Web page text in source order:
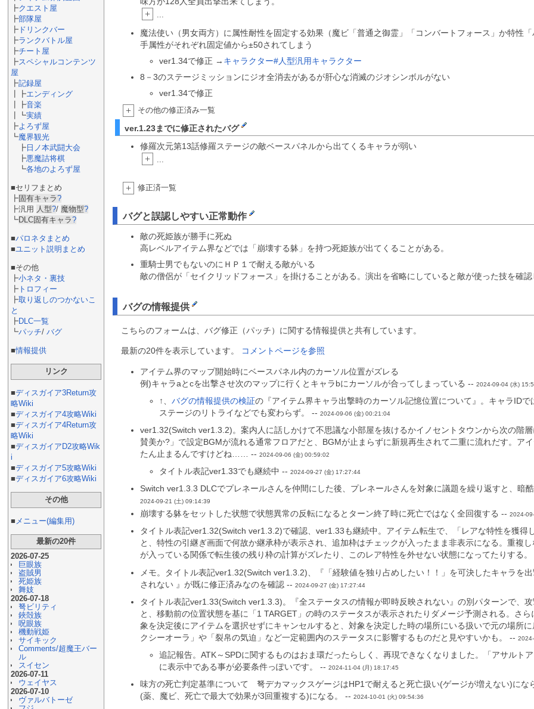
┣クエスト屋
┣部隊屋
┣ ドリンクバー
┣ランクバトル屋
┣チート屋
┣スペシャルコンテンツ
屋
┣記録屋
┃┣エンディング
┃┣音楽
┃┗実績
┣よろず屋
┗魔界観光
┣ 日ノ本武闘大会
┣悪魔詰将棋
┗各地のよろず屋
■セリフまとめ
┣固有キャラ?
┣汎用 人型?/ 魔物型?
┗DLC固有キャラ?
■パロネタまとめ
■ユニット説明まとめ
■その他
┣小ネタ・裏技
┣ トロフィー
┣取り返しのつかないこ
と
┣DLC一覧
┗パッチ/バグ
■情報提供
リンク
■ディスガイア3Return攻
略Wiki
■ディスガイア4攻略Wiki
■ディスガイア4Return攻
略Wiki
■ディスガイアD2攻略Wik
i
■ディスガイア5攻略Wiki
■ディスガイア6攻略Wiki
その他
■ メニュー(編集用)
最新の20件
2026-07-25
巨眼族
盗賊男
死姫族
舞妓
2026-07-18
弩ビリティ
鋏殻族
呪眼族
機動戦姫
サイキック
Comments/超魔王バー
ル
スイセン
2026-07-11
ウェイヤス
2026-07-10
ヴァルバトーゼ
+
魔法使い（男女両方）に属性耐性を固定する効果（魔ビ「普通之御霊」「コンバートフォース」か特性
手属性がそれぞれ固定値から±50されてしまう
ver1.34で修正 → キャラクター#人型汎用キャラクター
8－3のステージミッションにジオ全消去があるが肝心な消滅のジオシンボルがない
ver1.34で修正
+ その他の修正済み一覧
ver.1.23までに修正されたバグ
修羅次元第13話修羅ステージの敵ベースパネルから出てくるキャラが弱い
+
+ 修正済一覧
バグと誤認しやすい正常動作
敵の死姫族が勝手に死ぬ
高レベルアイテム界などでは「崩壊する躰」を持つ死姫族が出てくることがある。
重騎士男でもないのにＨＰ１で耐える敵がいる
敵の僧侶が「セイクリッドフォース」を掛けることがある。演出を省略にしていると敵が使った技を確認
バグの情報提供
こちらのフォームは、バグ修正（パッチ）に関する情報提供と共有しています。
最新の20件を表示しています。 コメントページを参照
アイテム界のマップ開始時にベースパネル内のカーソル位置がズレる
例)キャラaとcを出撃させ次のマップに行くとキャラbにカーソルが合ってしまっている --2024-09-04 (水)
↑、バグの情報提供の検証の『アイテム界キャラ出撃時のカーソル記憶位置について』。キャラID
ステージのリトライなどでも変わらず。 --2024-09-06 (金) 00:21:04
ver1.32(Switch ver1.3.2)。案内人に話しかけて不思議な小部屋を抜けるかイノセントタウンから次の階
賛美か?」で設定BGMが流れる通常フロアだと、BGMが止まらずに新規再生されて二重に流れだす。ア
たん止まるんですけどね…… --2024-09-06 (金) 00:59:02
タイトル表記ver1.33でも継続中 --2024-09-27 (金) 17:27:44
Switch ver1.3.3 DLCでプレネールさんを仲間にした後、プレネールさんを対象に議題を繰り返すと、暗
2024-09-21 (土) 09:14:39
崩壊する躰をセットした状態で状態異常の反転になるとターン終了時に死亡ではなく全回復する --2024-
タイトル表記ver1.32(Switch ver1.3.2)で確認、ver1.33も継続中。アイテム転生で、「レアな特性を獲
と、特性の引継ぎ画面で何故か継承枠が表示され、追加枠はチェックが入ったまま非表示になる。重複
が入っている関係で転生後の残り枠の計算がズレたり、このレア特性を外せない状態になってたりする
メモ。タイトル表記ver1.32(Switch ver1.3.2)、『「経験値を独り占めしたい！！」を可決したキャラを
されない 』が既に修正済みなのを確認 --2024-09-27 (金) 17:27:44
タイトル表記ver1.33(Switch ver1.3.3)。『全ステータスの情報が即時反映されない』の別パターンで、
と、移動前の位置状態を基に「1 TARGET」の時のステータスが表示されたりダメージ予測される。さ
象を決定後にアイテムを選択せずにキャンセルすると、対象を決定した時の場所にいる扱いで元の場所
クシーオーラ」や「裂帛の気迫」など一定範囲内のステータスに影響するものだと見やすいかも。 --
追記報告。ATK～SPDに関するものはおま環だったらしく、再現できなくなりました。「アサルト
に表示中である事が必要条件っぽいです。 --2024-11-04 (月) 18:17:45
味方の死亡判定基準について 弩デカマックスゲージはHP1で耐えると死亡扱い(ゲージが増えない)に
(薬、魔ビ、死亡で最大で効果が3回重複する)になる。 --2024-10-01 (火) 09:54:36